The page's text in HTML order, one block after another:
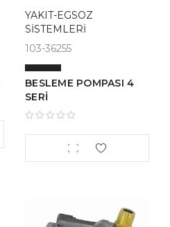
YAKIT-EGSOZ
SİSTEMLERİ
103-36255
BESLEME POMPASI 4
SERİ